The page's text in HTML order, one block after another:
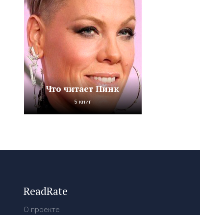
Что читает Пинк
5 книг
ReadRate
О проекте